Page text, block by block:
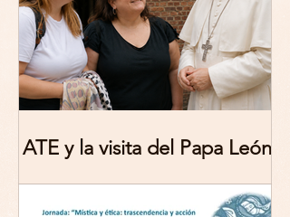
ATE y la visita del Papa León